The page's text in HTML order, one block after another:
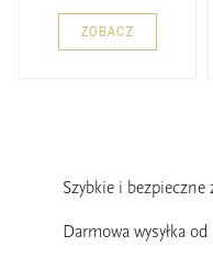
ZOBACZ
Szybkie i
Darmowa wysyłka